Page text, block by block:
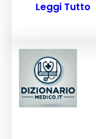
Leggi Tutto